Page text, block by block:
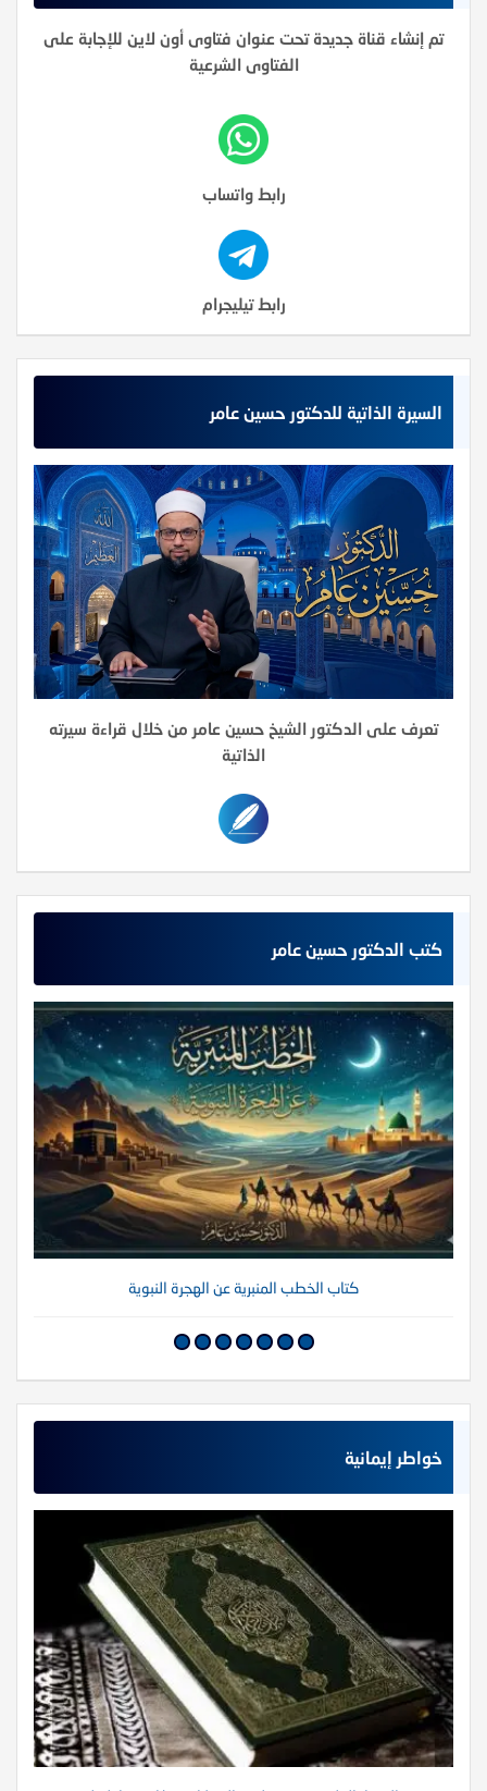
تم إنشاء قناة جديدة تحت عنوان فتاوى أون لاين للإجابة على
الفتاوى الشرعية
رابط واتساب
رابط تيليجرام
السيرة الذاتية للدكتور حسين عامر
تعرف على الدكتور الشيخ حسين عامر من خلال قراءة سيرته
الذاتية
كتب الدكتور حسين عامر
كتاب الخطب المنبرية عن الهجرة النبوية
خواطر إيمانية